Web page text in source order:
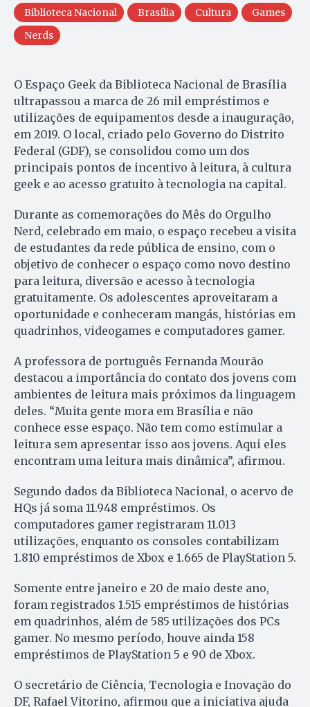
Biblioteca Nacional Brasília Cultura
Games
Nerds
O Espaço Geek da Biblioteca Nacional de Brasília
ultrapassou a marca de 26 mil empréstimos e
utilizações de equipamentos desde a inauguração,
em 2019. O local, criado pelo Governo do Distrito
Federal (GDF), se consolidou como um dos
principais pontos de incentivo à leitura, à cultura
geek e ao acesso gratuito à tecnologia na capital.
Durante as comemorações do Mês do Orgulho
Nerd, celebrado em maio, o espaço recebeu a visita
de estudantes da rede pública de ensino, com o
objetivo de conhecer o espaço como novo destino
para leitura, diversão e acesso à tecnologia
gratuitamente. Os adolescentes aproveitaram a
oportunidade e conheceram mangás, histórias em
quadrinhos, videogames e computadores gamer.
A professora de português Fernanda Mourão
destacou a importância do contato dos jovens com
ambientes de leitura mais próximos da linguagem
deles. “Muita gente mora em Brasília e não
conhece esse espaço. Não tem como estimular a
leitura sem apresentar isso aos jovens. Aqui eles
encontram uma leitura mais dinâmica”, afirmou.
Segundo dados da Biblioteca Nacional, o acervo de
HQs já soma 11.948 empréstimos. Os
computadores gamer registraram 11.013
utilizações, enquanto os consoles contabilizam
1.810 empréstimos de Xbox e 1.665 de PlayStation 5.
Somente entre janeiro e 20 de maio deste ano,
foram registrados 1.515 empréstimos de histórias
em quadrinhos, além de 585 utilizações dos PCs
gamer. No mesmo período, houve ainda 158
empréstimos de PlayStation 5 e 90 de Xbox.
O secretário de Ciência, Tecnologia e Inovação do
DF, Rafael Vitorino, afirmou que a iniciativa ajuda